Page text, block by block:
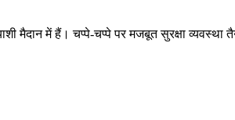
मैदान में हैं। चप्पे-चप्पे पर मजबूत सुरक्षा व्यवस्था